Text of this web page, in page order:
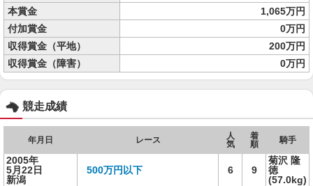
本賞金
1,065万円
付加賞金
0万円
収得賞金（平地）
200万円
収得賞金（障害）
0万円
競走成績
年月日 レース
人
気
着
順
騎手
2005年
5月22日
新潟
500万円以下 6 9
菊沢 隆
徳
(57.0kg)